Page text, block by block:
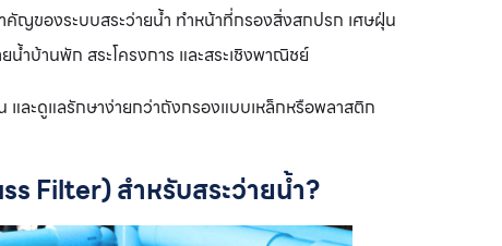
ของระบบสระว่ายน้ำ ทำหน้าที่กรองสิ่งสกปรก เศษฝุ่น
น้ำบ้านพัก สระโครงการ และสระเชิงพาณิชย์
ละดูแลรักษาง่ายกว่าถังกรองแบบเหล็กหรือพลาสติก
Filter) สำหรับสระว่ายน้ำ?